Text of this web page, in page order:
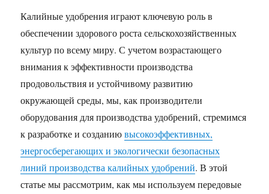
Калийные удобрения играют ключевую роль в
обеспечении здорового роста сельскохозяйственных
культур по всему миру. С учетом возрастающего
внимания к эффективности производства
продовольствия и устойчивому развитию
окружающей среды, мы, как производители
оборудования для производства удобрений, стремимся
к разработке и созданиювысокоэффективных,
энергосберегающих и экологически безопасных
линий производства калийных удобрений. В этой
статье мы рассмотрим, как мы используем передовые